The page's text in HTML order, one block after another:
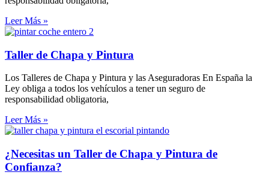
Leer Más »
Taller de Chapa y Pintura
Los Talleres de Chapa y Pintura y las Aseguradoras En España la
Ley obliga a todos los vehículos a tener un seguro de
responsabilidad obligatoria,
Leer Más »
¿Necesitas un Taller de Chapa y Pintura de
Confianza?